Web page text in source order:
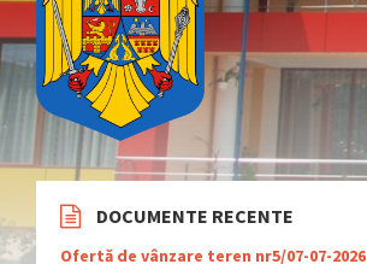
DOCUMENTE RECENTE
Ofertă de vânzare teren nr5/07-07-2026